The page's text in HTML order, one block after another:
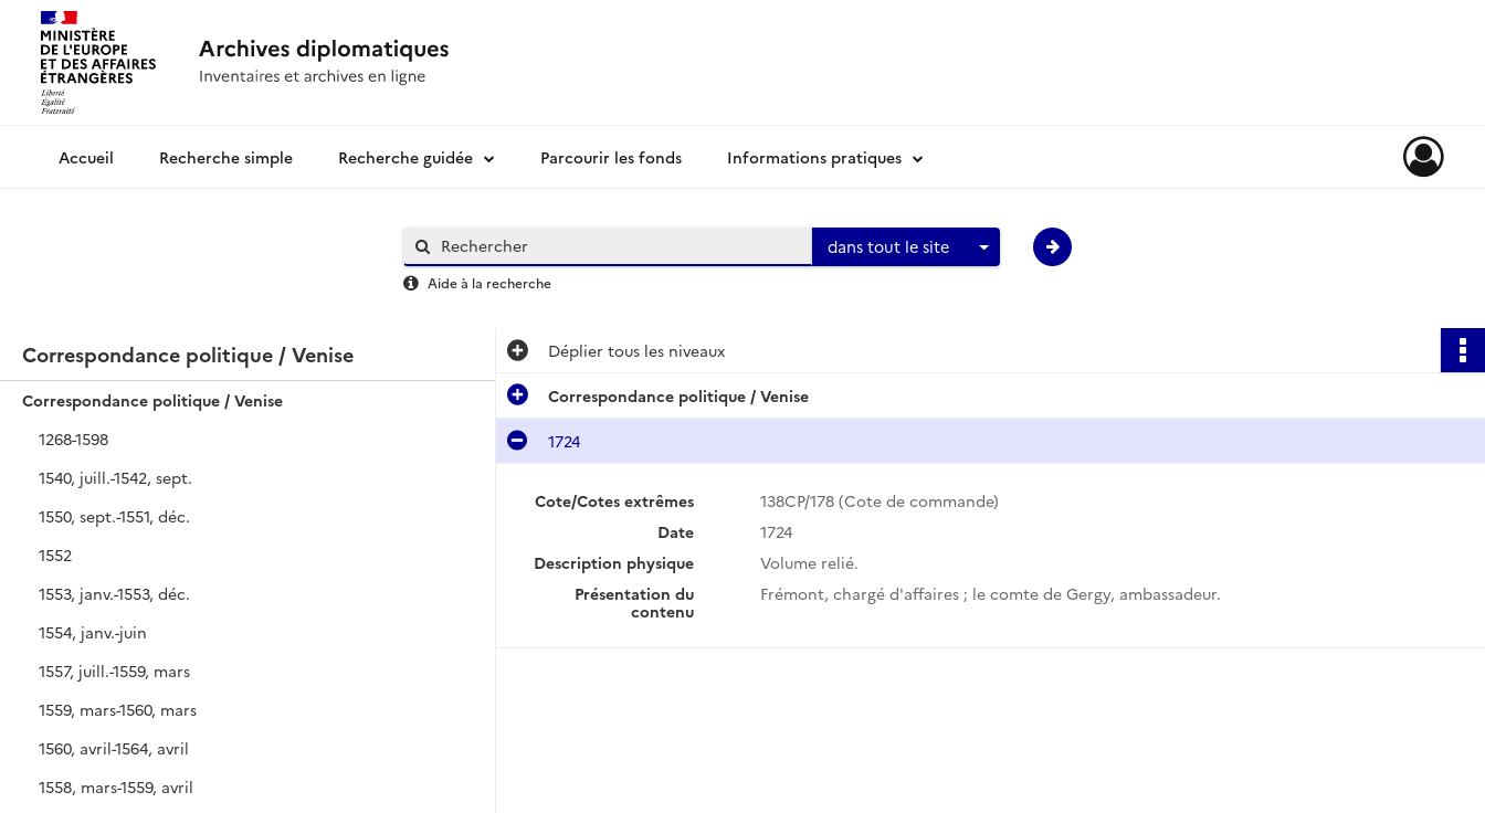
Archives diplomatiquesRecherche simple Recherche guidée Parcourir les fonds Informations pratiques
dans tout le site
Aide à la recherche
Correspondance politique / Venise
Correspondance politique / Venise
1268-1598
1540, juill.-1542, sept.
1550, sept.-1551, déc.
1552
1553, janv.-1553, déc.
1554, janv.-juin
1557, juill.-1559, mars
1559, mars-1560, mars
1560, avril-1564, avril
1558, mars-1559, avril
Déplier tous les niveaux
Correspondance politique / Venise
1724
Cote/Cotes extrêmes
138CP/178 (Cote de commande)
Date
1724
Description physique
Volume relié.
Présentation du
contenu
Frémont, chargé d'affaires ; le comte de Gergy, ambassadeur.